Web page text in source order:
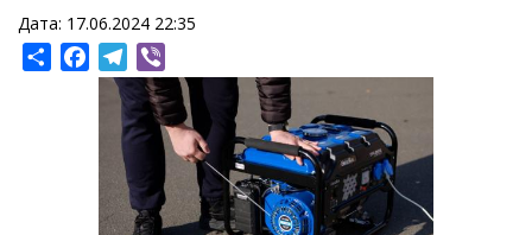
Дата: 17.06.2024 22:35
ShareFacebookTelegram